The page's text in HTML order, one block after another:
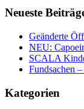
Neueste
Geänderte
NEU:
SCALA
Fundsachen
Kategorien